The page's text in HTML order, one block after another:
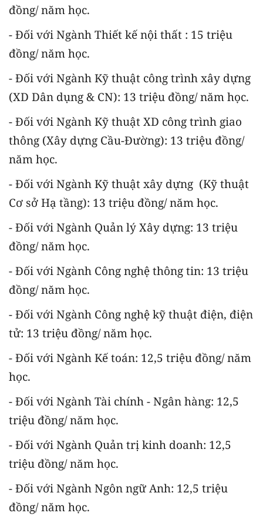
đồng/ năm học.
- Đối với Ngành Thiết kế nội thất : 15 triệu
đồng/ năm học.
- Đối với Ngành Kỹ thuật công trình xây dựng
(XD Dân dụng & CN): 13 triệu đồng/ năm học.
- Đối với Ngành Kỹ thuật XD công trình giao
thông (Xây dựng Cầu-Đường): 13 triệu đồng/
năm học.
- Đối với Ngành Kỹ thuật xây dựng (Kỹ thuật
Cơ sở Hạ tầng): 13 triệu đồng/ năm học.
- Đối với Ngành Quản lý Xây dựng: 13 triệu
đồng/ năm học.
- Đối với Ngành Công nghệ thông tin: 13 triệu
đồng/ năm học.
- Đối với Ngành Công nghệ kỹ thuật điện, điện
tử: 13 triệu đồng/ năm học.
- Đối với Ngành Kế toán: 12,5 triệu đồng/ năm
học.
- Đối với Ngành Tài chính - Ngân hàng: 12,5
triệu đồng/ năm học.
- Đối với Ngành Quản trị kinh doanh: 12,5
triệu đồng/ năm học.
- Đối với Ngành Ngôn ngữ Anh: 12,5 triệu
đồng/ năm học.